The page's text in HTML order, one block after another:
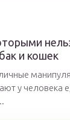
и кошек
у человека